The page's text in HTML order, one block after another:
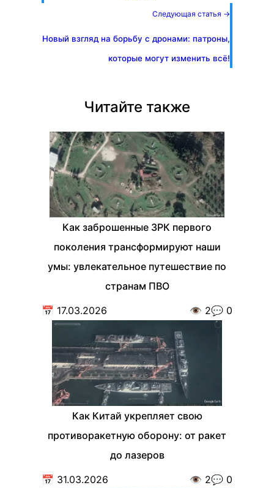
Следующая статья →
Новый взгляд на борьбу с дронами: патроны,
которые могут изменить всё!
Читайте также
Как заброшенные ЗРК первого
поколения трансформируют наши
умы: увлекательное путешествие по
странам ПВО
📅 17.03.2026 👁️ 2💬 0
Как Китай укрепляет свою
противоракетную оборону: от ракет
до лазеров
📅 31.03.2026 👁️ 2💬 0